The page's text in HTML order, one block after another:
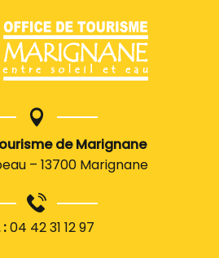
de Marignane
– 13700 Marignane
:04 42 31 12 97